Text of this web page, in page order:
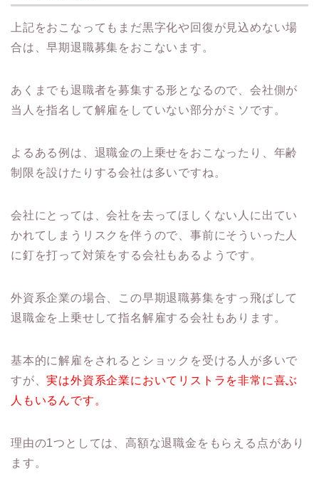
上記をおこなってもまだ黒字化や回復が見込めない場
合は、早期退職募集をおこないます。
あくまでも退職者を募集する形となるので、会社側が
当人を指名して解雇をしていない部分がミソです。
よるある例は、退職金の上乗せをおこなったり、年齢
制限を設けたりする会社は多いですね。
会社にとっては、会社を去ってほしくない人に出てい
かれてしまうリスクを伴うので、事前にそういった人
に釘を打って対策をする会社もあるようです。
外資系企業の場合、この早期退職募集をすっ飛ばして
退職金を上乗せして指名解雇する会社もあります。
基本的に解雇をされるとショックを受ける人が多いで
すが、実は外資系企業においてリストラを非常に喜ぶ
人もいるんです。
理由の1つとしては、高額な退職金をもらえる点があり
ます。